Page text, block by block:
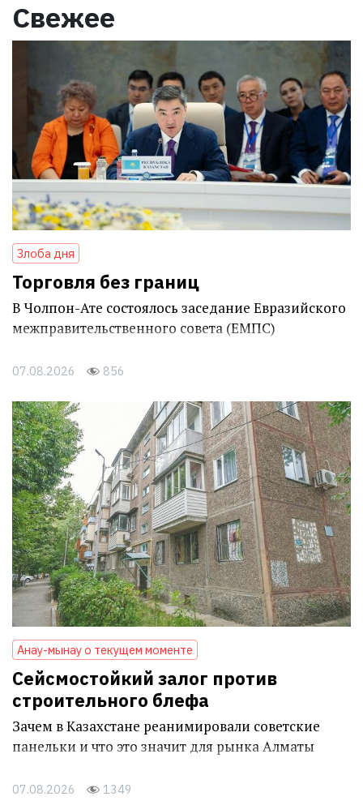
Свежее
Злоба дня
Торговля без границ
В Чолпон-Ате состоялось заседание Евразийского
межправительственного совета (ЕМПС)
07.08.2026 856
Анау-мынау о текущем моменте
Сейсмостойкий залог против
строительного блефа
Зачем в Казахстане реанимировали советские
панельки и что это значит для рынка Алматы
07.08.2026 1349